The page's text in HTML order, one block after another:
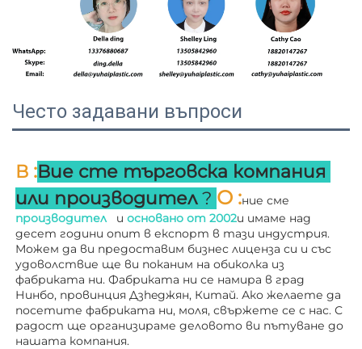
Често задавани въпроси
В :Вие сте търговска компания
или производител ? О :
производител и основано от 2002и имаме над
десет години опит в експорт в тази индустрия.
Можем да ви предоставим бизнес лиценза си и със
удоволствие ще ви поканим на обиколка из
фабриката ни. Фабриката ни се намира в град
Нинбо, провинция Дзheджян, Китай. Ако желаете да
посетите фабриката ни, моля, свържете се с нас. С
радост ще организираме деловото ви пътуване до
нашата компания.